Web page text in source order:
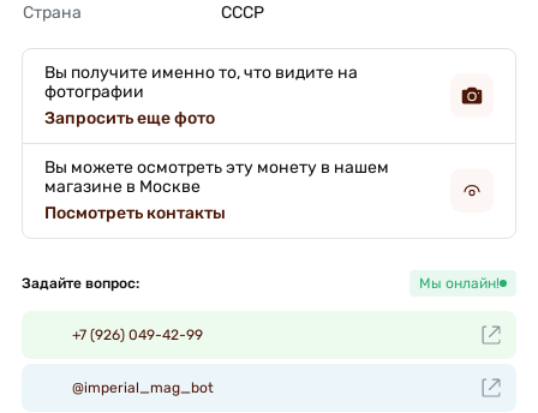
Страна
СССР
Вы получите именно то, что видите на
фотографии
Запросить еще фото
Вы можете осмотреть эту монету в нашем
магазине в Москве
Посмотреть контакты
Задайте вопрос: Мы онлайн!
+7 (926) 049-42-99
@imperial_mag_bot